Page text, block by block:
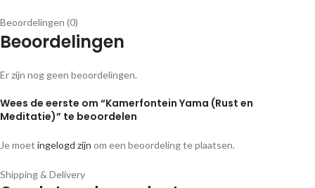
Beoordelingen (0)
Beoordelingen
Er zijn nog geen beoordelingen.
Wees de eerste om “Kamerfontein Yama (Rust en
Meditatie)” te beoordelen
Je moet ingelogd zijn om een beoordeling te plaatsen.
Shipping & Delivery